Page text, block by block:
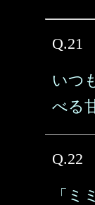
Q.21
いつ
べる
Q.22
「ミ